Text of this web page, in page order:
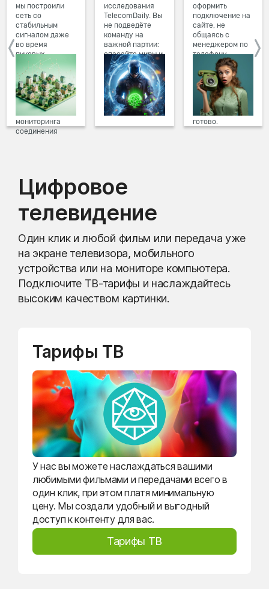
мы построили
сеть со
стабильным
сигналом даже
во время
пиковых
нагрузок в
вечернее время.
Мы постоянно
обновляем наше
оборудование в
домах, а система
мониторинга
соединения
исследования
TelecomDaily. Вы
не подведёте
команду на
важной партии:
спасайте миры и
побеждайте с
друзьями в
онлайн-играх.
оформить
подключение на
сайте, не
общаясь с
менеджером по
телефону.
Просто в три
клика заполните
форму заявки на
сайте, выберите
дату и время
подключения,
готово.
Цифровое
телевидение
Один клик и любой фильм или передача уже
на экране телевизора, мобильного
устройства или на мониторе компьютера.
Подключите ТВ-тарифы и наслаждайтесь
высоким качеством картинки.
Тарифы ТВ
У нас вы можете наслаждаться вашими
любимыми фильмами и передачами всего в
один клик, при этом платя минимальную
цену. Мы создали удобный и выгодный
доступ к контенту для вас.
Тарифы ТВ